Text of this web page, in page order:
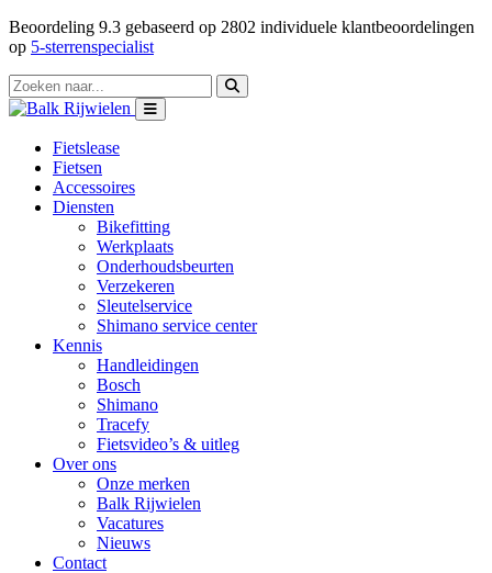
Beoordeling 9.3 gebaseerd op 2802 individuele klantbeoordelingen
op 5-sterrenspecialist
Fietslease
Fietsen
Accessoires
Diensten
Bikefitting
Werkplaats
Onderhoudsbeurten
Verzekeren
Sleutelservice
Shimano service center
Kennis
Handleidingen
Bosch
Shimano
Tracefy
Fietsvideo’s & uitleg
Over ons
Onze merken
Balk Rijwielen
Vacatures
Nieuws
Contact